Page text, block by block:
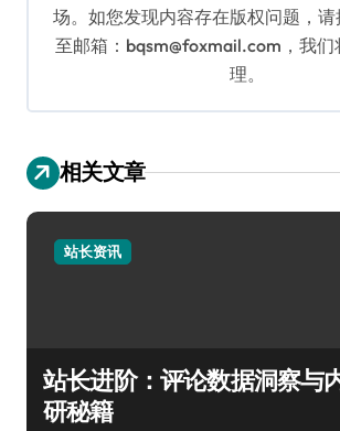
场。如您发现内容存在版权问题，
至邮箱：bqsm@foxmail.com，我们
理。
相关文章
站长资讯
站长进阶：评论数据洞察与
研秘籍